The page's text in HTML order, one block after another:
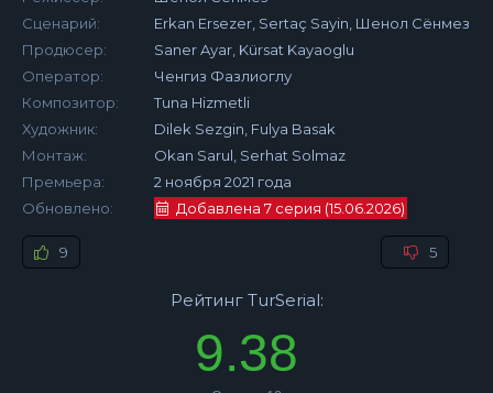
Сценарий:
Erkan Ersezer, Sertaç Sayin, Шенол Сёнмез
Продюсер:
Saner Ayar, Kürsat Kayaoglu
Оператор:
Ченгиз Фазлиоглу
Композитор:
Tuna Hizmetli
Художник:
Dilek Sezgin, Fulya Basak
Монтаж:
Okan Sarul, Serhat Solmaz
Премьера:
2 ноября 2021 года
Обновлено:
Добавлена 7 серия (15.06.2026)
9 5
Рейтинг TurSerial:
9.38